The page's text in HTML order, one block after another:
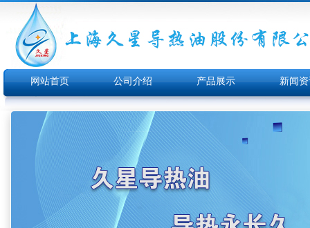
网站首页 公司介绍 产品展示 新闻